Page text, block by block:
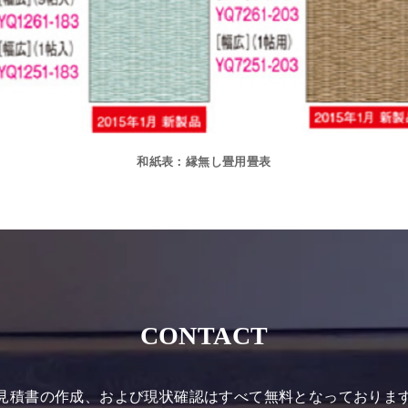
和紙表：縁無し畳用畳表
CONTACT
積書の作成、および現状確認はすべて無料となっておりま